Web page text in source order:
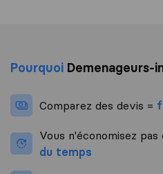
Pourquoi Demenageurs-
Comparez des devis =
Vous n'économisez
du temps